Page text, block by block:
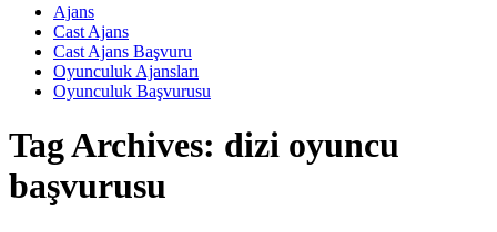
Ajans
Cast Ajans
Cast Ajans Başvuru
Oyunculuk Ajansları
Oyunculuk Başvurusu
Tag Archives: dizi oyuncu
başvurusu